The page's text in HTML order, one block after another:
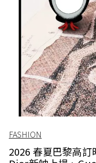
「Dior 在他手上變得超
場拒絕平庸、徹底打破
FASHION
2026 春夏巴黎高訂